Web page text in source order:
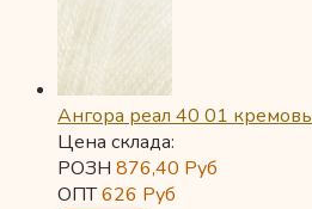
Ангора реал 40 01
Цена склада:
РОЗН 876,40 Руб
ОПТ626 Руб